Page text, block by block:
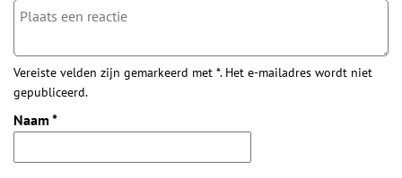
Vereiste velden zijn gemarkeerd met *. Het e-mailadres wordt niet
gepubliceerd.
Naam *